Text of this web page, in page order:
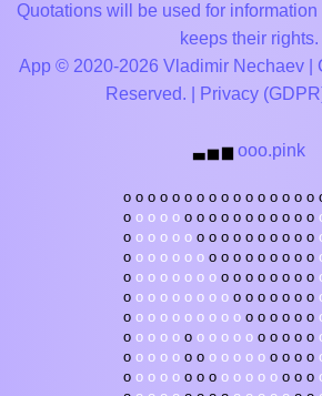
Quotations will be used for
keeps their rights.
App © 2020-2026 Vladimir Nechaev |
Reserved. |
Privacy
▃ ▅ ▆ ooo.pink
o o o o o o o o o o o o o o o o
o o o o o o o o o o o o o o o o
o o o o o o o o o o o o o o o o
o o o o o o o o o o o o o o o o
o o o o o o o o o o o o o o o o
o o o o o o o o o o o o o o o o
o o o o o o o o o o o o o o o o
o o o o o o o o o o o o o o o o
o o o o o o o o o o o o o o o o
o o o o o o o o o o o o o o o o